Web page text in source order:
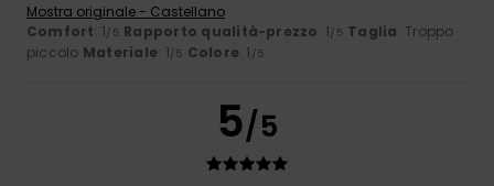
Mostra originale - Castellano
Comfort: 1/5 Rapporto qualità-prezzo: 1/5 Taglia: Troppo
piccolo Materiale: 1/5 Colore: 1 /5
5/5